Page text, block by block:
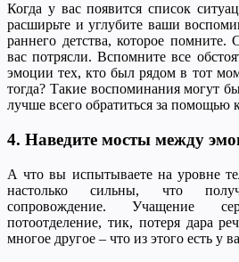
Когда у вас появится список
расширьте и углубите ваши
раннего детства, которое
вас потрясли. Вспомните все
эмоции тех, кто был рядом в тот
тогда? Такие воспоминания могут
лучше всего обратиться за помощью
4. Наведите мосты между
А что вы испытываете на уровне
настолько сильны, что
сопровождение. Учащение
потоотделение, тик, потеря дара
многое другое – что из этого есть у